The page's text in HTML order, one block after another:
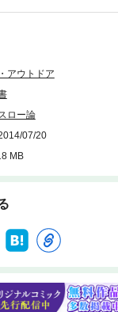
アウトドア
ロー論
07/20
MB